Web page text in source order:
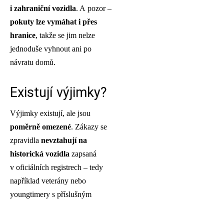
i zahraniční vozidla. A pozor –
pokuty lze vymáhat i přes
hranice, takže se jim nelze
jednoduše vyhnout ani po
návratu domů.
Existují výjimky?
Výjimky existují, ale jsou
poměrně omezené. Zákazy se
zpravidla nevztahují na
historická vozidla zapsaná
v oficiálních registrech – tedy
například veterány nebo
youngtimery s příslušným